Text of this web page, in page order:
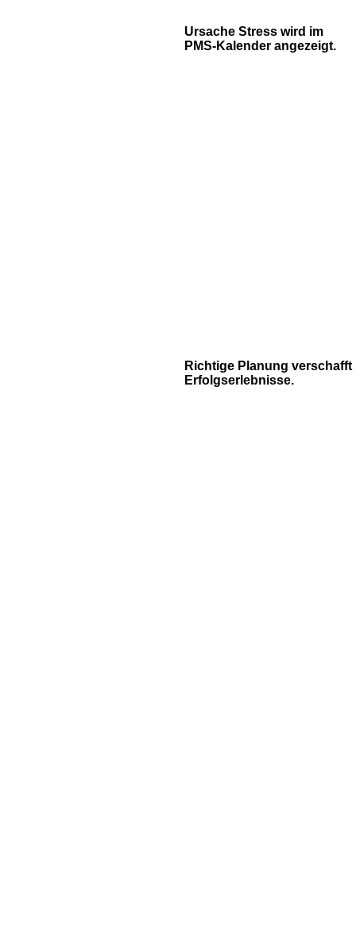
Ursache Stress wird im
PMS-Kalender angezeigt.
Richtige Planung verschafft
Erfolgserlebnisse.